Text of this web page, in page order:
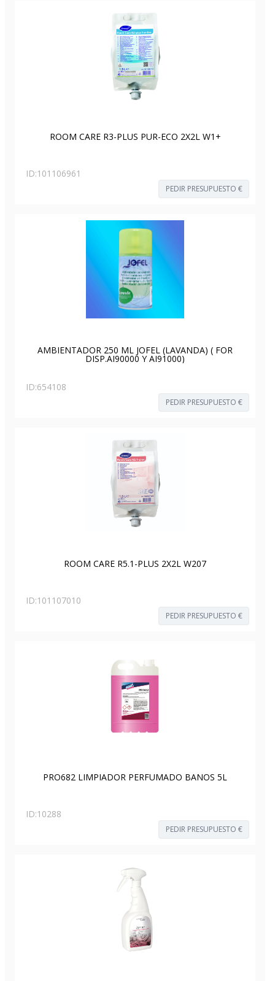
ROOM CARE R3-PLUS PUR-ECO 2X2L W1+
ID:101106961
PEDIR PRESUPUESTO €
AMBIENTADOR 250 ML JOFEL (LAVANDA) ( FOR
DISP.AI90000 Y AI91000)
ID:654108
PEDIR PRESUPUESTO €
ROOM CARE R5.1-PLUS 2X2L W207
ID:101107010
PEDIR PRESUPUESTO €
PRO682 LIMPIADOR PERFUMADO BAÑOS 5L
ID:10288
PEDIR PRESUPUESTO €